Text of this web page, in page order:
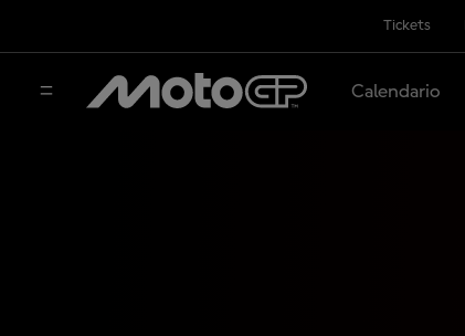
Tickets
Calendario